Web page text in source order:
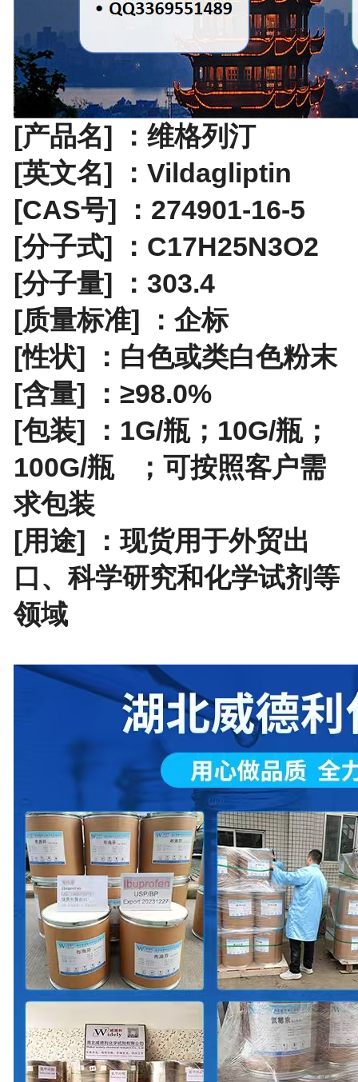
[产品名] ：维格列汀
[英文名] ：Vildagliptin
[CAS号] ：274901-16-5
[分子式] ：C17H25N3O2
[分子量] ：303.4
[质量标准] ：企标
[性状] ：白色或类白色粉末
[含量] ：≥98.0%
[包装] ： 1G/瓶；10G/瓶；
100G/瓶
； 可按照客户需
求包装
[用途] ：现货用于外贸出
口、科学研究和化学试剂等
领域